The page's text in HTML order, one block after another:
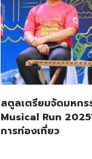
สตูลเตรียมจัดมหกร
Musical Run
การท่องเที่ยว